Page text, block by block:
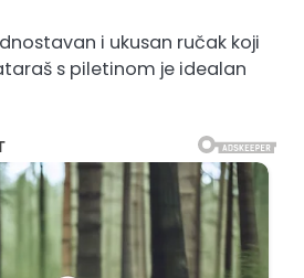
i ukusan ručak koji
s piletinom je idealan